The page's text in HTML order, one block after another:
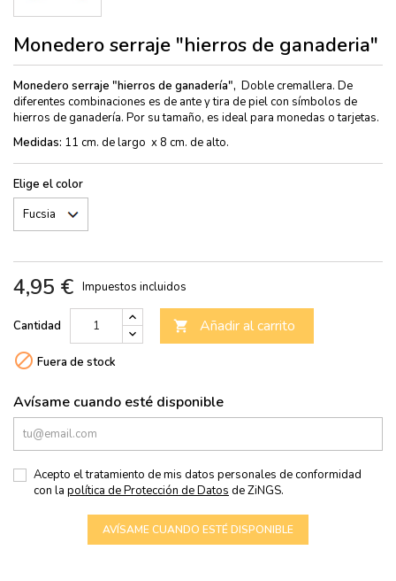
Monedero serraje "hierros de ganaderia"
Monedero serraje "hierros de ganadería", Doble cremallera. De
diferentes combinaciones es de ante y tira de piel con símbolos de
hierros de ganadería. Por su tamaño, es ideal para monedas o tarjetas.
Medidas: 11 cm. de largo x 8 cm. de alto.
Elige el color
4,95 € Impuestos incluidos
Cantidad  Añadir al carrito
 Fuera de stock
Avísame cuando esté disponible
Acepto el tratamiento de mis datos personales de conformidad
con la política de Protección de Datos de ZiNGS.
AVÍSAME CUANDO ESTÉ DISPONIBLE